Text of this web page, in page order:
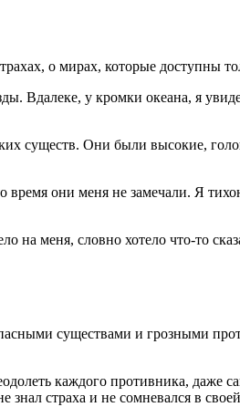
о мирах, которые доступны
Вдалеке, у кромки океана, я
существ. Они были высокие,
время они меня не замечали. Я
на меня, словно хотело что-то
существами и грозными
каждого противника, даже
страха и не сомневался в